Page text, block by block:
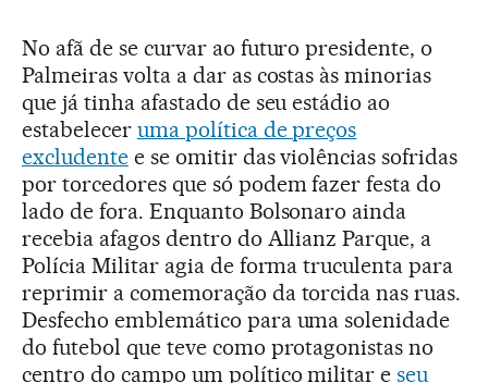
No afã de se curvar ao futuro presidente, o
Palmeiras volta a dar as costas às minorias
que já tinha afastado de seu estádio ao
estabelecer uma política de preços
excludentee se omitir das violências sofridas
por torcedores que só podem fazer festa do
lado de fora. Enquanto Bolsonaro ainda
recebia afagos dentro do Allianz Parque, a
Polícia Militar agia de forma truculenta para
reprimir a comemoração da torcida nas ruas.
Desfecho emblemático para uma solenidade
do futebol que teve como protagonistas no
centro do campo um político militar eseu